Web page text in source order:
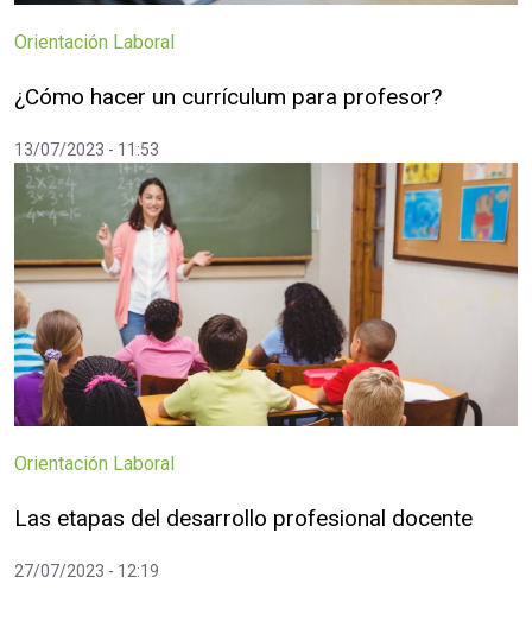
Orientación Laboral
¿Cómo hacer un currículum para profesor?
13/07/2023 - 11:53
Orientación Laboral
Las etapas del desarrollo profesional docente
27/07/2023 - 12:19